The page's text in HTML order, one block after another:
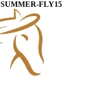
SUMMER-FLY15